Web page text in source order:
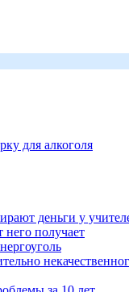
для алкоголя
деньги у
получает